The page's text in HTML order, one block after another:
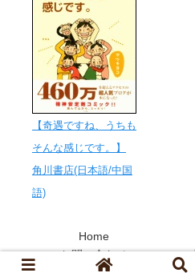
【奇遇ですね、うちも
そんな感じです。】
角川書店(日本語/中国
語)
Home
お問い合わせ